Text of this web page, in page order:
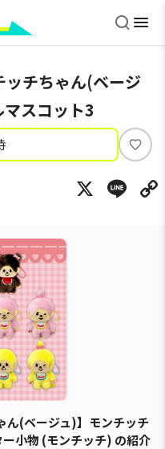
ッチちゃん(ベージ
スコット3
い
ね
X
ん(ベージュ)】モンチッチ
小物 (モンチッチ) の紹介